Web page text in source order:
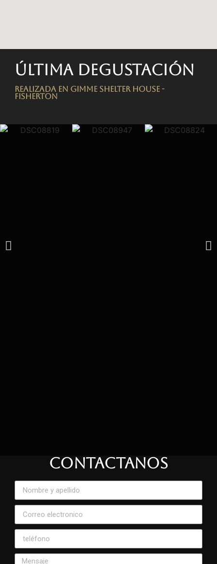
Última degustación
Realizada en Gimme Shelter House -
FISHERTON
CONTACTANOS